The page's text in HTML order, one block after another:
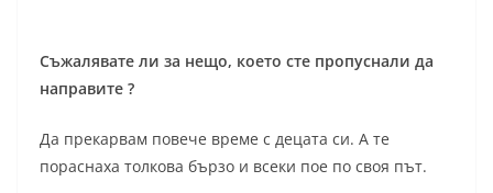
Съжалявате ли за нещо, което сте пропуснали да
направите ?
Да прекарвам повече време с децата си. А те
пораснаха толкова бързо и всеки пое по своя път.